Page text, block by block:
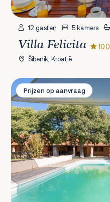
12 gasten 5 kamers
Villa Felicita 10.0
Šibenik, Kroatië
Villa Touch of Nature
Prijzen op aanvraag